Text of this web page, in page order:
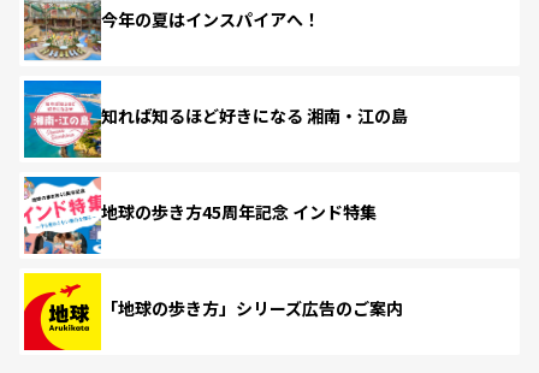
今年の夏はインスパイアへ！
知れば知るほど好きになる 湘南・江の島
地球の歩き方45周年記念 インド特集
「地球の歩き方」シリーズ広告のご案内